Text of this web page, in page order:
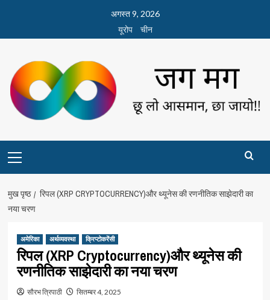
पर
अगस्त 9, 2026
यूरोप
चीन
Menu
मुख पृष्ठ
रिपल (XRP CRYPTOCURRENCY)और थ्यूनेस की रणनीतिक साझेदारी का
नया चरण
अमेरिका अर्थव्यवस्था क्रिप्टोकरेंसी
रिपल (XRP Cryptocurrency)और थ्यूनेस की
रणनीतिक साझेदारी का नया चरण
सौरभ त्रिपाठी सितम्बर 4, 2025